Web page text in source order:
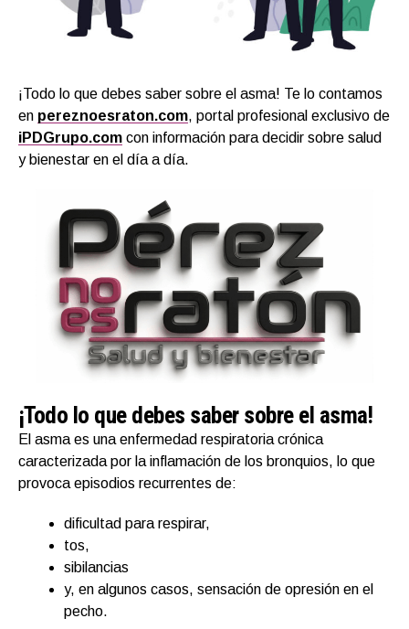
¡Todo lo que debes saber sobre el asma! Te lo contamos
en pereznoesraton.com, portal profesional exclusivo de
iPDGrupo.com con información para decidir sobre salud
y bienestar en el día a día.
¡Todo lo que debes saber sobre el asma!
El asma es una enfermedad respiratoria crónica
caracterizada por la inflamación de los bronquios, lo que
provoca episodios recurrentes de:
dificultad para respirar,
tos,
sibilancias
y, en algunos casos, sensación de opresión en el
pecho.